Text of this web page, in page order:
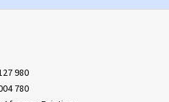
980
780